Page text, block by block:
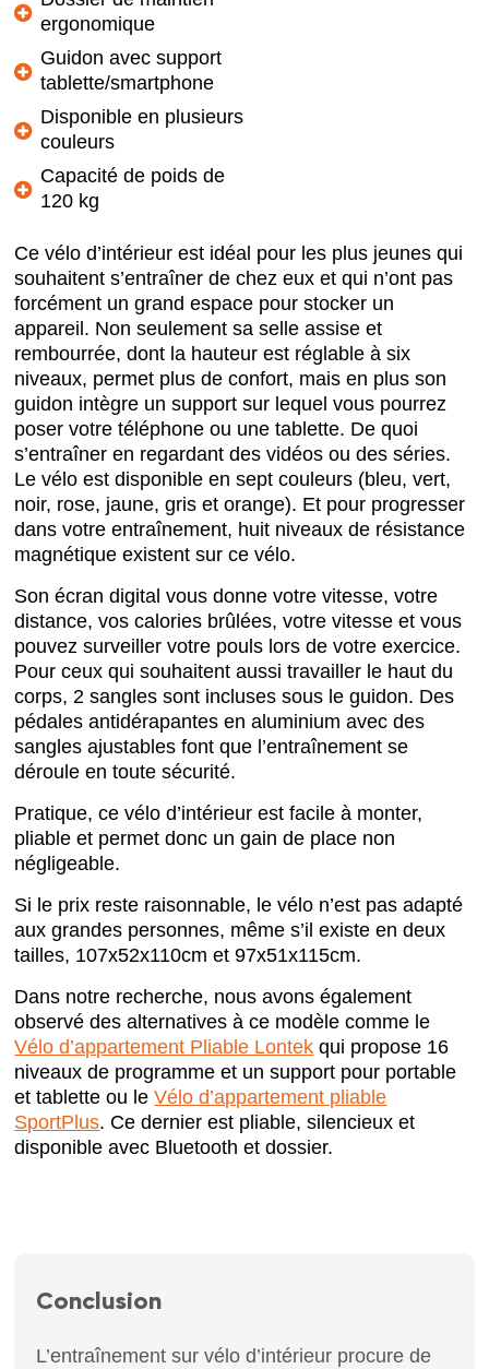
ergonomique
Guidon avec support
tablette/smartphone
Disponible en plusieurs
couleurs
Capacité de poids de
120 kg
Ce vélo d’intérieur est idéal pour les plus jeunes qui
souhaitent s’entraîner de chez eux et qui n’ont pas
forcément un grand espace pour stocker un
appareil. Non seulement sa selle assise et
rembourrée, dont la hauteur est réglable à six
niveaux, permet plus de confort, mais en plus son
guidon intègre un support sur lequel vous pourrez
poser votre téléphone ou une tablette. De quoi
s’entraîner en regardant des vidéos ou des séries.
Le vélo est disponible en sept couleurs (bleu, vert,
noir, rose, jaune, gris et orange). Et pour progresser
dans votre entraînement, huit niveaux de résistance
magnétique existent sur ce vélo.
Son écran digital vous donne votre vitesse, votre
distance, vos calories brûlées, votre vitesse et vous
pouvez surveiller votre pouls lors de votre exercice.
Pour ceux qui souhaitent aussi travailler le haut du
corps, 2 sangles sont incluses sous le guidon. Des
pédales antidérapantes en aluminium avec des
sangles ajustables font que l’entraînement se
déroule en toute sécurité.
Pratique, ce vélo d’intérieur est facile à monter,
pliable et permet donc un gain de place non
négligeable.
Si le prix reste raisonnable, le vélo n’est pas adapté
aux grandes personnes, même s’il existe en deux
tailles, 107x52x110cm et 97x51x115cm.
Dans notre recherche, nous avons également
observé des alternatives à ce modèle comme le
Vélo d’appartement Pliable Lontek qui propose 16
niveaux de programme et un support pour portable
et tablette ou leVélo d’appartement pliable
SportPlus. Ce dernier est pliable, silencieux et
disponible avec Bluetooth et dossier.
Conclusion
L’entraînement sur vélo d’intérieur procure de